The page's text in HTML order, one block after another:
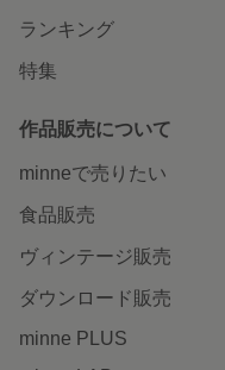
ランキング
特集
作品販売について
minneで売りたい
食品販売
ヴィンテージ販売
ダウンロード販売
minne PLUS